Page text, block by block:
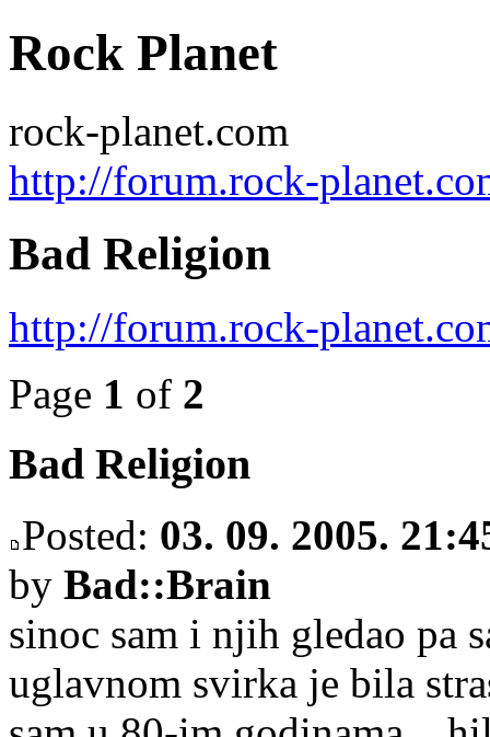
Rock Planet
rock-planet.com
http://forum.rock-
Bad Religion
http://forum.rock-
Page 1 of 2
Bad Religion
Posted: 03. 09. 2005.
by Bad::Brain
sinoc sam i njih gledao pa
uglavnom svirka je bila